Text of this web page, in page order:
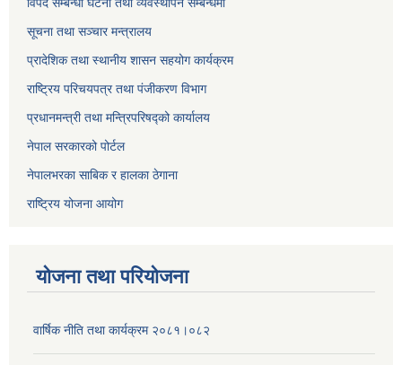
सूचना तथा सञ्चार मन्त्रालय
प्रादेशिक तथा स्थानीय शासन सहयोग कार्यक्रम
राष्ट्रिय परिचयपत्र तथा पंजीकरण विभाग
प्रधानमन्त्री तथा मन्त्रिपरिषद्को कार्यालय
नेपाल सरकारको पोर्टल
नेपालभरका साबिक र हालका ठेगाना
राष्ट्रिय योजना आयोग
योजना तथा परियोजना
वार्षिक नीति तथा कार्यक्रम २०८१।०८२